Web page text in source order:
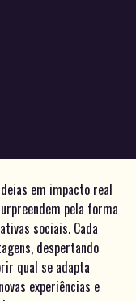
em impacto real
pela forma
sociais. Cada
despertando
qual se adapta
experiências e